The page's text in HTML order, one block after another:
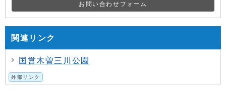
お問い合わせフォーム
関連リンク
国営木曽三川公園
外部リンク